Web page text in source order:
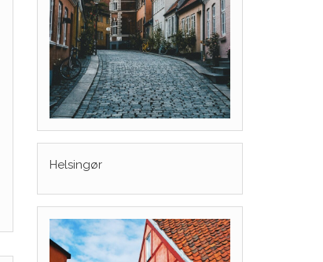
Helsingør